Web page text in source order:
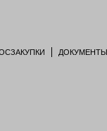
ДОКУМЕНТЫ